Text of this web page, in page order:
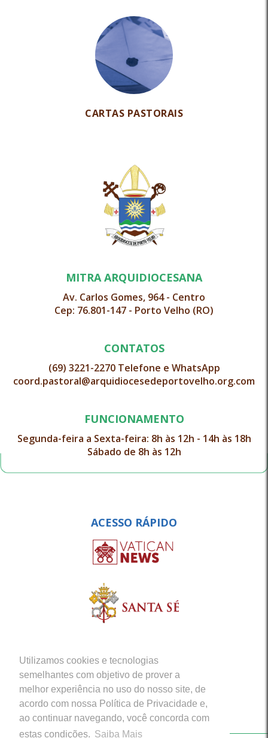
Utilizamos cookies e tecnologias
semelhantes com objetivo de prover a
melhor experiência no uso do nosso site, de
acordo com nossa Política de Privacidade e,
ao continuar navegando, você concorda com
estas condições. Saiba Mais
CARTAS PASTORAIS
MITRA ARQUIDIOCESANA
Av. Carlos Gomes, 964 - Centro
Cep: 76.801-147 - Porto Velho (RO)
CONTATOS
(69) 3221-2270 Telefone e WhatsApp
coord.pastoral@arquidiocesedeportovelho.org.com
FUNCIONAMENTO
Segunda-feira a Sexta-feira: 8h às 12h - 14h às 18h
Sábado de 8h às 12h
ACESSO RÁPIDO